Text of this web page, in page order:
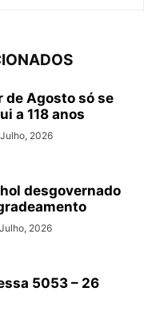
de Agosto só se
a 118 anos
2026
desgovernado
2026
5053 – 26